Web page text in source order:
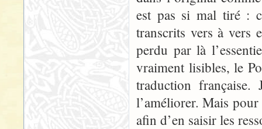
est pas si mal tiré :
transcrits vers à vers
perdu par là
vraiment lisibles, le
traduction française.
l’améliorer. Mais
afin d’en saisir les